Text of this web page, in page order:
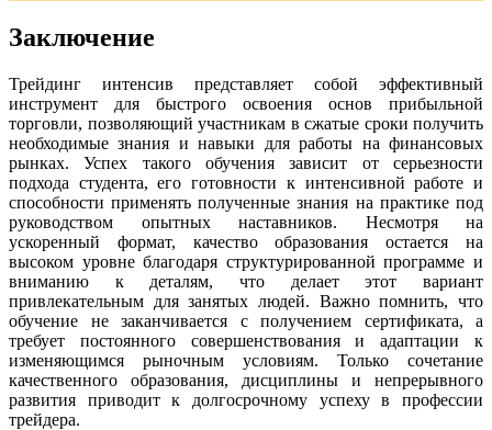
Заключение
Трейдинг интенсив представляет собой эффективный
инструмент для быстрого освоения основ прибыльной
торговли, позволяющий участникам в сжатые сроки получить
необходимые знания и навыки для работы на финансовых
рынках. Успех такого обучения зависит от серьезности
подхода студента, его готовности к интенсивной работе и
способности применять полученные знания на практике под
руководством опытных наставников. Несмотря на
ускоренный формат, качество образования остается на
высоком уровне благодаря структурированной программе и
вниманию к деталям, что делает этот вариант
привлекательным для занятых людей. Важно помнить, что
обучение не заканчивается с получением сертификата, а
требует постоянного совершенствования и адаптации к
изменяющимся рыночным условиям. Только сочетание
качественного образования, дисциплины и непрерывного
развития приводит к долгосрочному успеху в профессии
трейдера.